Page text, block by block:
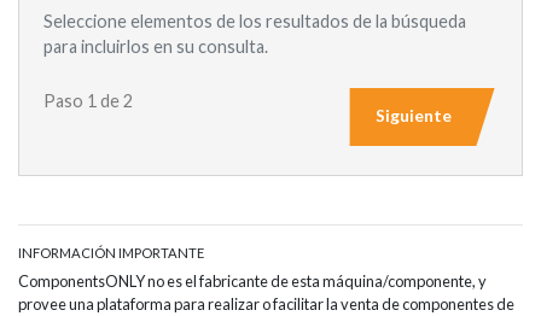
Seleccione elementos de los resultados de la búsqueda
para incluirlos en su consulta.
Paso 1 de 2
Siguiente
INFORMACIÓN IMPORTANTE
ComponentsONLY no es el fabricante de esta máquina/componente, y
provee una plataforma para realizar o facilitar la venta de componentes de